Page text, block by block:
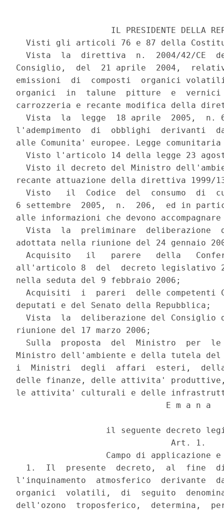
IL PRESIDENTE DELLA
Visti gli articoli 76 e 87 della
Vista  la  direttiva  n.  2004/42/CE
Consiglio,  del  21 aprile  2004,
emissioni  di  composti  organici
organici  in  talune  pitture  e
carrozzeria e recante modifica della
Vista  la  legge  18 aprile  2005,  n.
l'adempimento  di  obblighi  derivanti
alle Comunita' europee. Legge comunitaria
Visto l'articolo 14 della legge 23
Visto il decreto del Ministro
recante attuazione della direttiva 1999/
Visto   il  Codice  del  consumo  di
6 settembre  2005,  n.  206,  ed in
alle informazioni che devono
Vista  la  preliminare  deliberazione
adottata nella riunione del 24 gennaio
Acquisito   il   parere   della
all'articolo 8  del  decreto legislativo
nella seduta del 9 febbraio 2006;
Acquisiti  i  pareri  delle competenti
deputati e del Senato della Repubblica;
Vista  la  deliberazione del Consiglio
riunione del 17 marzo 2006;
Sulla  proposta  del  Ministro  per
Ministro dell'ambiente e della tutela
i  Ministri  degli  affari  esteri,  della
delle finanze, delle attivita'
le attivita' culturali e delle
                              E m a n a
il seguente decreto
                               Art. 1.
Campo di applicazione e
1.  Il  presente  decreto,  al  fine
l'inquinamento  atmosferico  derivante
organici  volatili,  di  seguito
dell'ozono  troposferico,  determina,